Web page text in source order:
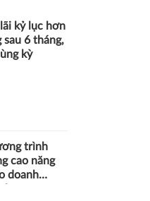
kỷ lục hơn
sau 6 tháng,
kỳ
trình
cao năng
doanh